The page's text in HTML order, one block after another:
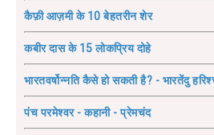
कैफ़ी आज़मी के 10 बेहतरीन शेर
कबीर दास के 15 लोकप्रिय दोहे
भारतवर्षोन्नति कैसे हो सकती है? - भारतेंदु
पंच परमेश्वर - कहानी - प्रेमचंद